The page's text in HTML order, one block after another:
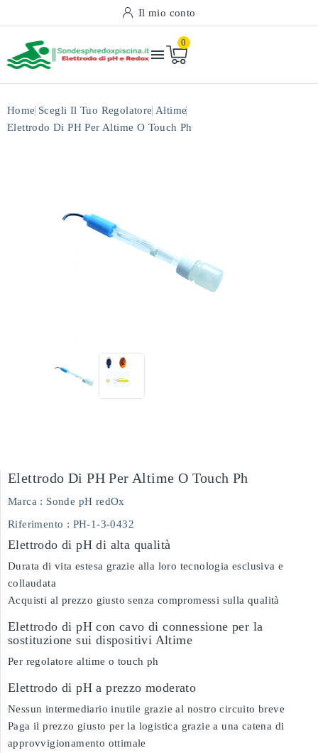
Il mio conto

0
Home Scegli Il Tuo Regolatore Altime
Elettrodo Di PH Per Altime O Touch Ph
Elettrodo Di PH Per Altime O Touch Ph
Marca : Sonde pH redOx
Riferimento : PH-1-3-0432
Elettrodo di pH di alta qualità
Durata di vita estesa grazie alla loro tecnologia esclusiva e
collaudata
Acquisti al prezzo giusto senza compromessi sulla qualità
Elettrodo di pH con cavo di connessione per la
sostituzione sui dispositivi Altime
Per regolatore altime o touch ph
Elettrodo di pH a prezzo moderato
Nessun intermediario inutile grazie al nostro circuito breve
Paga il prezzo giusto per la logistica grazie a una catena di
approvvigionamento ottimale